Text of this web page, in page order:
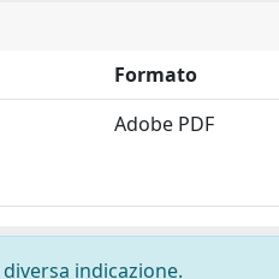
Formato
Adobe PDF
indicazione.